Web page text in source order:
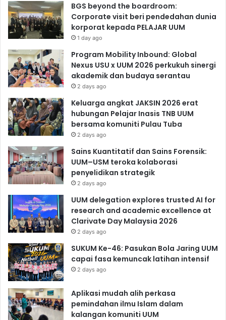
BGS beyond the boardroom:
Corporate visit beri pendedahan dunia
korporat kepada PELAJAR UUM
1 day ago
Program Mobility Inbound: Global
Nexus USU x UUM 2026 perkukuh sinergi
akademik dan budaya serantau
2 days ago
Keluarga angkat JAKSIN 2026 erat
hubungan Pelajar Inasis TNB UUM
bersama komuniti Pulau Tuba
2 days ago
Sains Kuantitatif dan Sains Forensik:
UUM–USM teroka kolaborasi
penyelidikan strategik
2 days ago
UUM delegation explores trusted AI for
research and academic excellence at
Clarivate Day Malaysia 2026
2 days ago
SUKUM Ke-46: Pasukan Bola Jaring UUM
capai fasa kemuncak latihan intensif
2 days ago
Aplikasi mudah alih perkasa
pemindahan ilmu Islam dalam
kalangan komuniti UUM